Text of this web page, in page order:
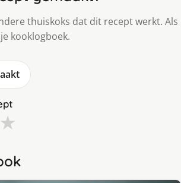
thuiskoks dat dit recept werkt. Als
kooklogboek.
★